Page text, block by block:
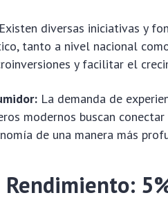
Existen diversas iniciativas y
tanto a nivel nacional
y facilitar el
La demanda de
modernos buscan
de una manera más
Rendimiento: